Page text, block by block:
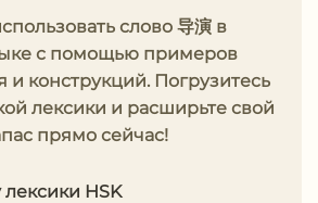
слово 导演 в
с помощью примеров
и конструкций. Погрузитесь
лексики и расширьте свой
прямо сейчас!
лексики HSK